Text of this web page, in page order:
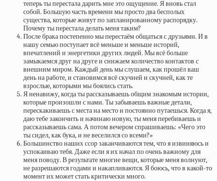
теперь ты перестала дарить мне это ощущение. Я вновь стал
собой. Большую часть времени мы просто два бесполых
существа, которые живут по запланированному распорядку.
Почему ты перестала делать меня таким?
После брака постепенно мы перестаём общаться с друзьями. И в
нашу семью поступает всё меньше и меньше историй,
впечатлений и энергетики других людей. Мы всё больше
замыкаемся друг на друге и снижаем количество контактов с
внешним миром. Каждый день мы слушаем, как прошёл ваш
день на работе, и становимся всё скучней и скучней, как те
взрослые, которыми мы боялись стать.
Я ненавижу, когда ты рассказываешь общим знакомым истории,
которые произошли с нами. Ты забываешь важные детали,
перескакиваешь с места на место и постоянно путаешься. Когда я,
даю тебе закончить и начинаю новую, ты меня перебиваешь и
рассказываешь сама. А потом вечером спрашиваешь: «Чего это
ты сидел, как бука, и не веселился со всеми?»
Большинство наших ссор заканчиваются тем, что я извиняюсь и
успокаиваю тебя. Даже если я их начал по очень важному для
меня поводу. В результате многие вещи, которые меня волнуют,
не разрешаются годами и накапливаются. Я боюсь, что в какой-то
момент их может стать критически много.